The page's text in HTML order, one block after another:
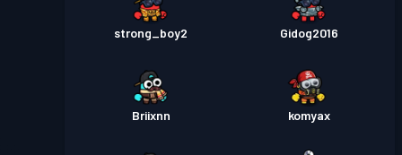
strong_boy2 Gidog2016
Briixnn komyax